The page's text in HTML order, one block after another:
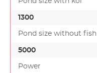
1300
Pond size without fish
5000
Power